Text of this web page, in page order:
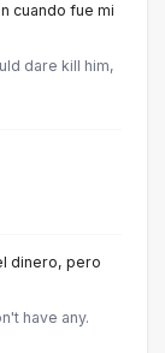
cuando fue mi
dare kill him,
dinero, pero
have any.